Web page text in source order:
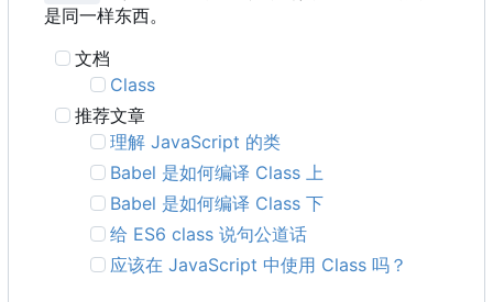
是同一样东西。
文档
Class
推荐文章
理解 JavaScript 的类
Babel 是如何编译 Class 上
Babel 是如何编译 Class 下
给 ES6 class 说句公道话
应该在 JavaScript 中使用 Class 吗？